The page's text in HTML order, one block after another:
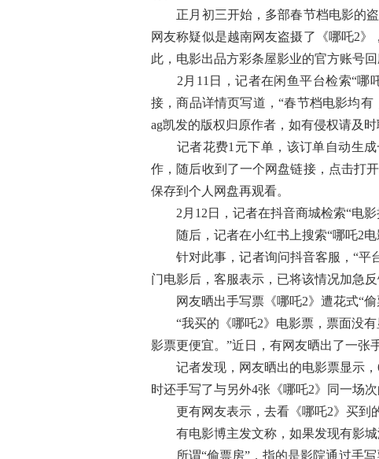
正月初三开始，多部春节档电影的盗
网友称疑似是越南网友盗摄了《哪吒2
此，电影出品方彩条屋影业的官方账号
2月11日，记者在闲鱼平台检索“哪吒
接，商品详情页写道，“春节档电影均有
ag凯发的版权归原作者，如有侵权请及时
记者花费1元下单，该订单自动生成
作，随后收到了一个网盘链接，点击打
保存到个人网盘再观看。
2月12日，记者在抖音商城检索“电影
随后，记者在小红书上搜索“哪吒2电
针对此事，记者询问抖音客服，“平台
门电影后，客服表示，已将该情况加急
网友晒出手写票《哪吒2》遭花式“偷
“我买的《哪吒2》电影票，票面没有
影票更便宜。”近日，有网友晒出了一张
记者发现，网友晒出的电影票显示，6
时还手写了与另外4张《哪吒2》同一场次
更有网友表示，去看《哪吒2》买到的
有电影博主发文称，如果发现有影城
所谓“偷票房”，指的是影院通过手写